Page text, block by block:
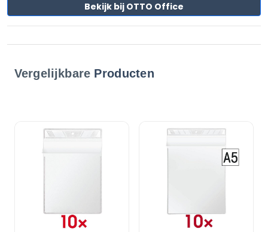
Bekijk bij OTTO Office
Vergelijkbare Producten